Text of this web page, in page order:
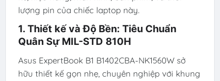
lượng pin của chiếc laptop này.
1. Thiết kế và Độ Bền: Tiêu Chuẩn
Quân Sự MIL-STD 810H
Asus ExpertBook B1 B1402CBA-NK1560W sở
hữu thiết kế gọn nhẹ, chuyên nghiệp với khung